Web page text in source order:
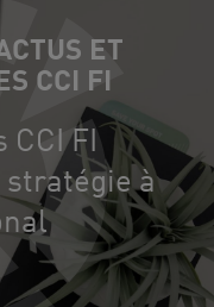
ET
CCI FI
FI
stratégie à